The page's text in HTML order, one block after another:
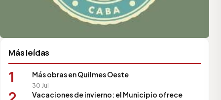
Más leídas
1 Más obras en Quilmes Oeste
30 Jul
Vacaciones de invierno: el Municipio ofrece